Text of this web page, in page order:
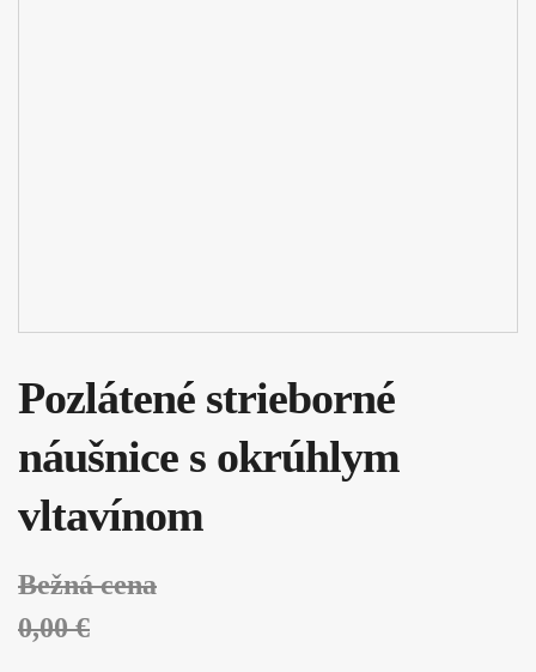
Pozlátené strieborné
náušnice s okrúhlym
vltavínom
Bežná cena
0,00 €